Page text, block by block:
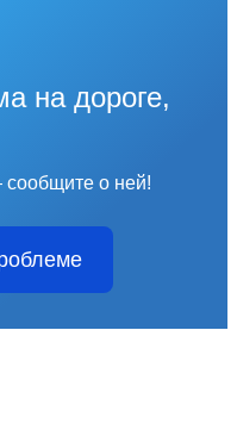
на дороге,
о ней!